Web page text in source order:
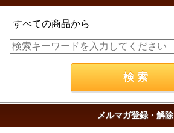
メルマガ登録・解除